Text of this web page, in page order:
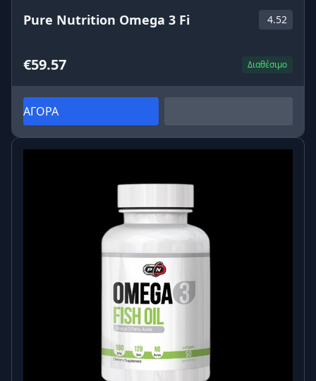
Pure Nutrition Omega 3 Fi 4.52
€59.57 Διαθέσιμο
ΑΓΟΡΑ